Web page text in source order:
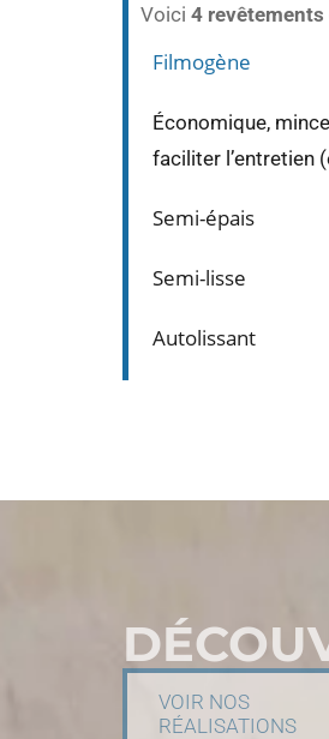
Voici 4 revêtements
Filmogène
Économique,
faciliter l’entretien
Semi-épais
Semi-lisse
Autolissant
VOIR NOS
RÉALISATIONS